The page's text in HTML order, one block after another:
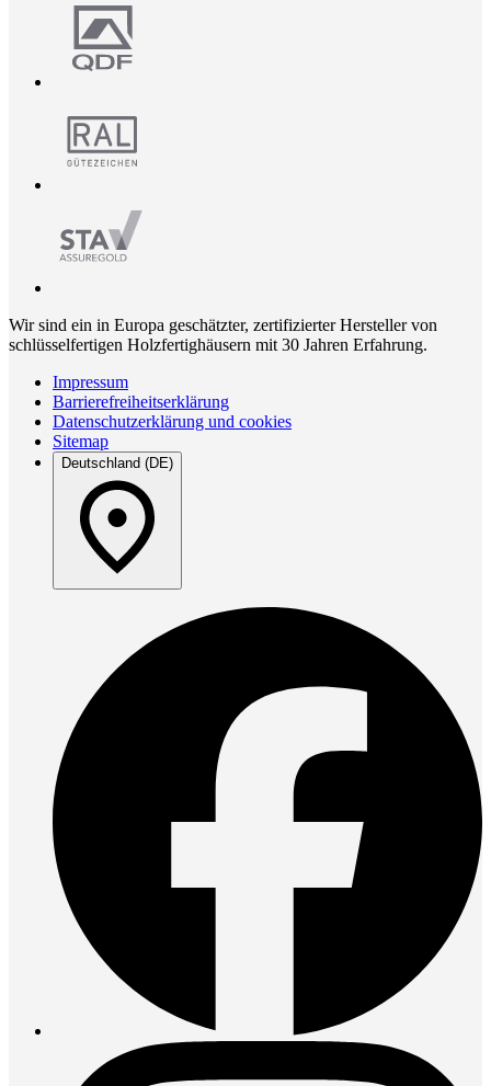
Wir sind ein in Europa geschätzter, zertifizierter Hersteller von
schlüsselfertigen Holzfertighäusern mit 30 Jahren Erfahrung.
Impressum
Barrierefreiheitserklärung
Datenschutzerklärung und cookies
Sitemap
Deutschland (DE)